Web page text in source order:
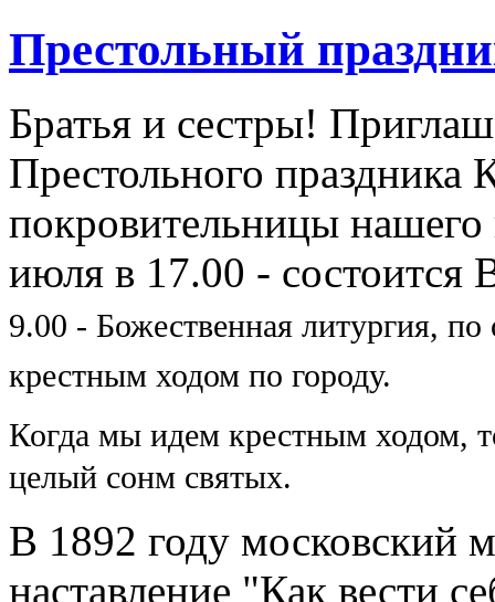
Престольный
Братья и сестры!
Престольного
покровительницы
июля в 17.00 -
9.00 - Божественная литургия,
крестным ходом по городу.
Когда мы идем крестным ходом,
целый сонм святых.
В 1892 году московский
наставление "Как вести